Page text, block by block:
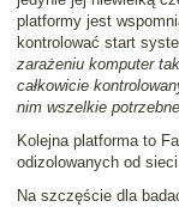
platformy jest
kontrolować start
zarażeniu komputer
całkowicie
nim wszelkie
Kolejna platforma to
odizolowanych od
Na szczęście dla